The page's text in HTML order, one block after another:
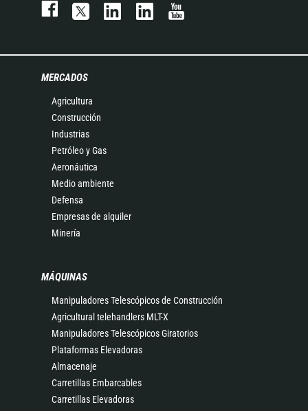
MERCADOS
Agricultura
Construcción
Industrias
Petróleo y Gas
Aeronáutica
Medio ambiente
Defensa
Empresas de alquiler
Minería
MÁQUINAS
Manipuladores Telescópicos de Construcción
Agricultural telehandlers MLT-X
Manipuladores Telescópicos Giratorios
Plataformas Elevadoras
Almacenaje
Carretillas Embarcables
Carretillas Elevadoras